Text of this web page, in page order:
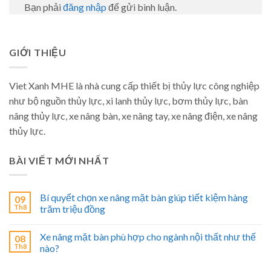
Bạn phải đăng nhập để gửi bình luận.
GIỚI THIỆU
Viet Xanh MHE là nhà cung cấp thiết bị thủy lực công nghiệp
như bộ nguồn thủy lực, xi lanh thủy lực, bơm thủy lực, bàn
nâng thủy lực, xe nâng bàn, xe nâng tay, xe nâng điện, xe nâng
thủy lực.
BÀI VIẾT MỚI NHẤT
09
Th8
Bí quyết chọn xe nâng mặt bàn giúp tiết kiệm hàng
trăm triệu đồng
08
Th8
Xe nâng mặt bàn phù hợp cho ngành nội thất như thế
nào?